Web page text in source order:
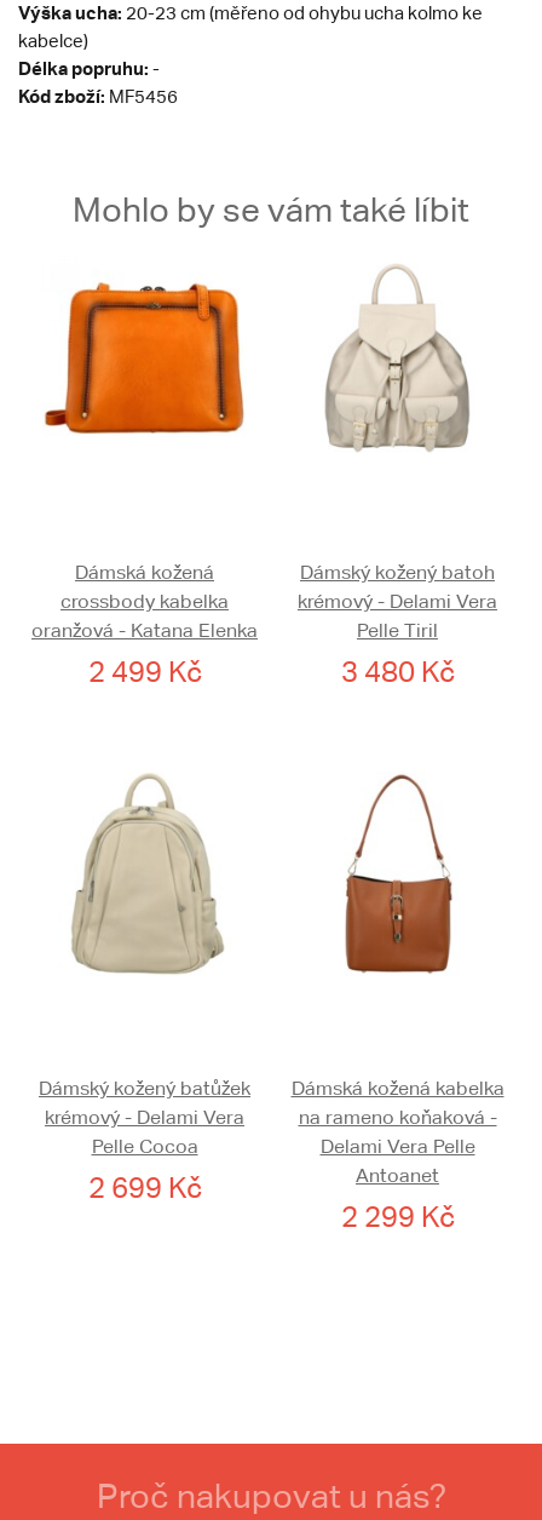
Výška ucha: 20-23 cm (měřeno od ohybu ucha kolmo ke
kabelce)
Délka popruhu: -
Kód zboží: MF5456
Mohlo by se vám také líbit
Dámská kožená
crossbody kabelka
oranžová - Katana Elenka
2 499 Kč
Dámský kožený batoh
krémový - Delami Vera
Pelle Tiril
3 480 Kč
Dámský kožený batůžek
krémový - Delami Vera
Pelle Cocoa
2 699 Kč
Dámská kožená kabelka
na rameno koňaková -
Delami Vera Pelle
Antoanet
2 299 Kč
Proč nakupovat u nás?